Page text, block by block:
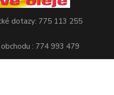
dotazy: 775 113 255
: 774 993 479